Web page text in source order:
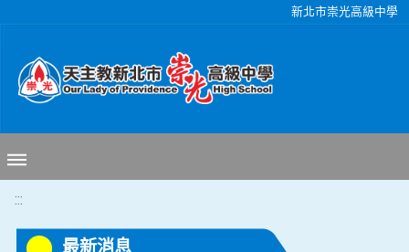
新北市崇光高級中學
:::
最新消息